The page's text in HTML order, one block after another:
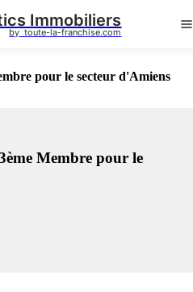
Immobiliers
by  toute-la-franchise.com
pour le secteur d'Amiens
Membre pour le